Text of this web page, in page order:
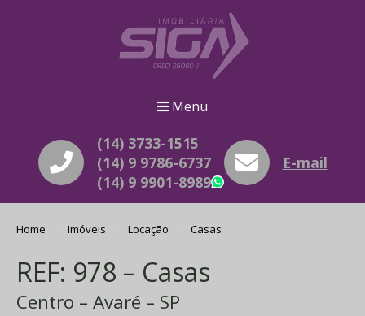
Menu
(14) 3733-1515
(14) 9 9786-6737
(14) 9 9901-8989
WhatsApp
E-mail
Home Imóveis Locação Casas
REF: 978 – Casas
Centro – Avaré – SP